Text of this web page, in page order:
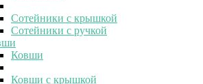
Сотейники с крышкой
Сотейники с ручкой
Ковши
Ковши с крышкой